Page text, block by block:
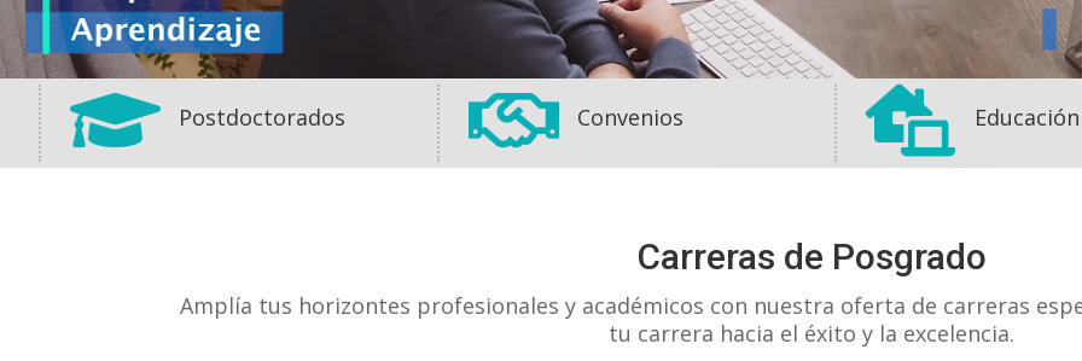
 Postdoctorados  Convenios 
Carreras de Posgrado
Amplía tus horizontes profesionales y académicos con nuestra oferta de carreras
tu carrera hacia el éxito y la excelencia.